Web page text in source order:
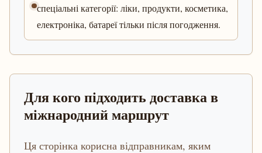
спеціальні категорії: ліки, продукти, косметика,
електроніка, батареї тільки після погодження.
Для кого підходить доставка в
міжнародний маршрут
Ця сторінка корисна відправникам, яким